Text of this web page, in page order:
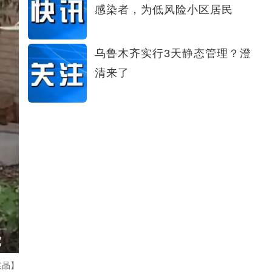
】
感染者，为低风险小区居民
乌鲁木齐实行3天静态管理？澄
清来了